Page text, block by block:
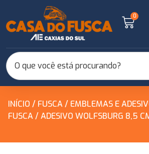
0
INÍCIO / FUSCA/ EMBLEMAS E
FUSCA/ ADESIVO WOLFSBURG 8,5